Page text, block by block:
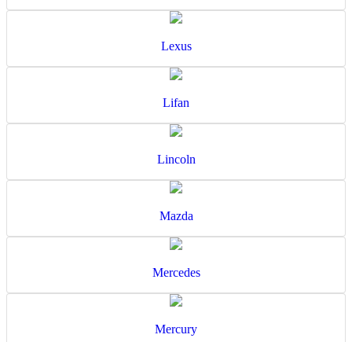
Lexus
Lifan
Lincoln
Mazda
Mercedes
Mercury